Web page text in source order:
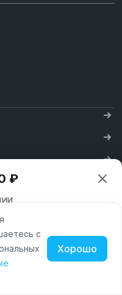
данных
₽
соглашаетесь с
конфиденциальности
с
Хорошо